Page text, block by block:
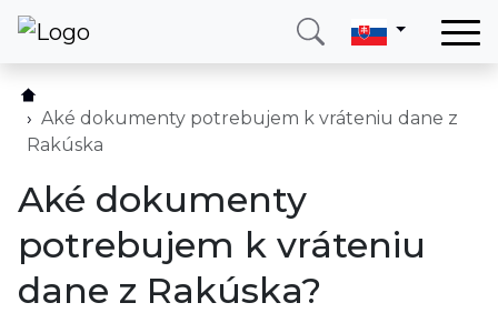
Služby
O nás
Blog
Kontakt
Aké dokumenty potrebujem k vráteniu dane z
Rakúska
Aké dokumenty
potrebujem k vráteniu
dane z Rakúska?